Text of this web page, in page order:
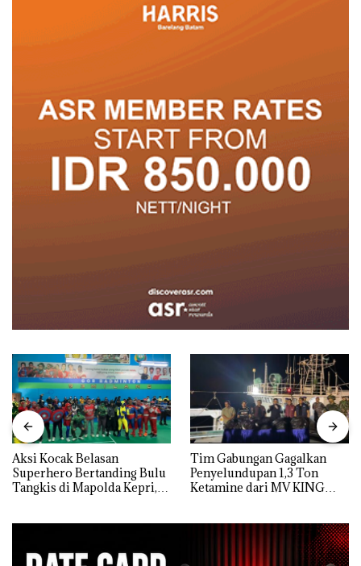
Aksi Kocak Belasan
Superhero Bertanding Bulu
Tangkis di Mapolda Kepri,
Tim Gabungan Gagalkan
Penyelundupan 1,3 Ton
Ketamine dari MV KING